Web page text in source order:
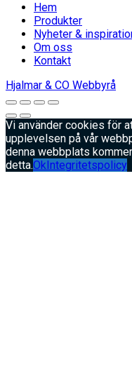
Hem
Produkter
Nyheter &
Om oss
Kontakt
Hjalmar & CO Webbyrå
Vi använder cookies för
upplevelsen på vår
denna webbplats
detta.Ok Integritetspolicy